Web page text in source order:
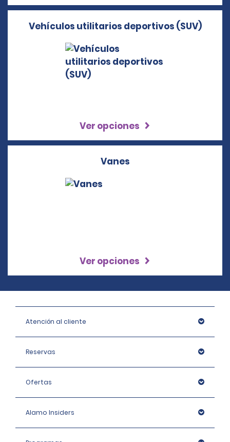
Vehículos utilitarios deportivos (SUV)
Ver opciones
Vanes
Ver opciones
Atención al cliente
Reservas
Ofertas
Alamo Insiders